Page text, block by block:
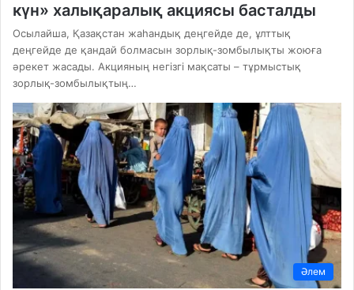
күн» халықаралық акциясы басталды
Осылайша, Қазақстан жаһандық деңгейде де, ұлттық
деңгейде де қандай болмасын зорлық-зомбылықты жоюға
әрекет жасады. Акцияның негізгі мақсаты – тұрмыстық
зорлық-зомбылықтың…
Әлем